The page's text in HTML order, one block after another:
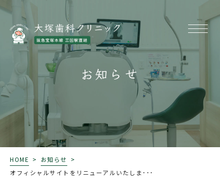
お知らせ
HOME > お知らせ >
オフィシャルサイトをリニューアルいたしま･･･